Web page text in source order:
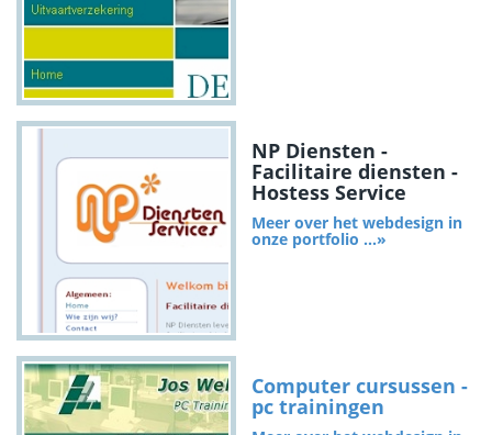
NP Diensten -
Facilitaire diensten -
Hostess Service
Meer over het webdesign in
onze portfolio ...»
Computer cursussen -
pc trainingen